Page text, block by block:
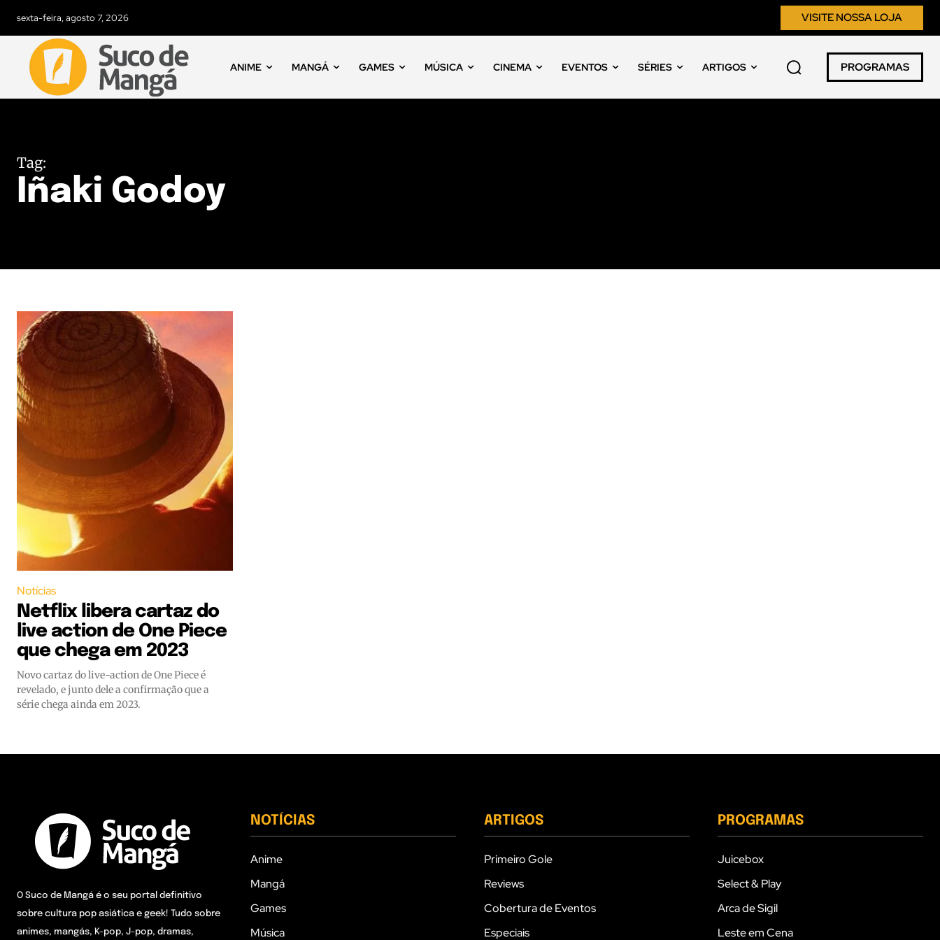
sexta-feira, agosto 7, 2026 VISITE NOSSA LOJA
ANIME MANGÁ GAMES MÚSICA CINEMA EVENTOS SÉRIES ARTIGOS PROGRAMAS
Tag:
Iñaki Godoy
Notícias
Netflix libera cartaz do
live action de One Piece
que chega em 2023
Novo cartaz do live-action de One Piece é
revelado, e junto dele a confirmação que a
série chega ainda em 2023.
O Suco de Mangá é o seu portal definitivo
sobre cultura pop asiática e geek! Tudo sobre
animes, mangás, K-pop, J-pop, dramas,
NOTÍCIAS
Anime
Mangá
Games
Música
ARTIGOS
Primeiro Gole
Reviews
Cobertura de Eventos
Especiais
PROGRAMAS
Juicebox
Select & Play
Arca de Sigil
Leste em Cena